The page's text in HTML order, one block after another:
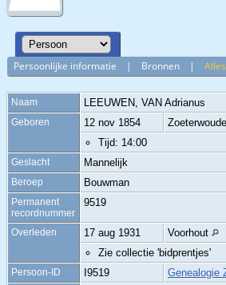
Persoonlijke informatie | Bronnen |Alles
Naam LEEUWEN, VAN Adrianus
Geboren 12 nov 1854 Zoeterwoude
Tijd: 14:00
Geslacht Mannelijk
Beroep Bouwman
Permanent
recordnummer
9519
Overleden 17 aug 1931
Voorhout
Zie collectie 'bidprentjes'
Persoon-ID I9519 Genealogie